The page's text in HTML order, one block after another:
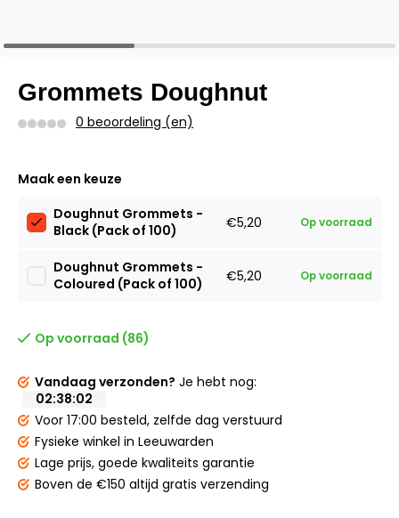
Grommets Doughnut
0 beoordeling (en)
Maak een keuze
Doughnut Grommets -
Black (Pack of 100)
€5,20 Op voorraad
Doughnut Grommets -
Coloured (Pack of 100)
€5,20 Op voorraad
Op voorraad (86)
Vandaag verzonden? Je hebt nog:
02:38:02
Voor 17:00 besteld, zelfde dag verstuurd
Fysieke winkel in Leeuwarden
Lage prijs, goede kwaliteits garantie
Boven de €150 altijd gratis verzending